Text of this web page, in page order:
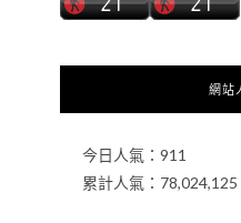
網站
今日人氣： 911
累計人氣： 78,024,125